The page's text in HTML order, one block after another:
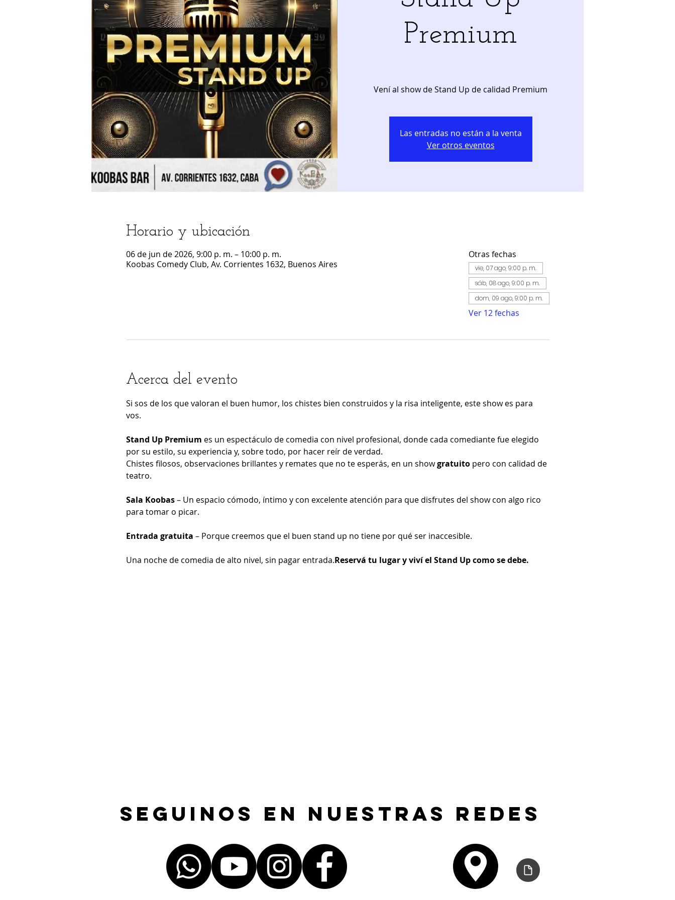
Premium
Vení al show de Stand Up de calidad Premium
Las entradas no están a la venta
Ver otros eventos
Horario y ubicación
06 de jun de 2026, 9:00 p. m. – 10:00 p. m.
Koobas Comedy Club, Av. Corrientes 1632, Buenos Aires
Otras fechas
vie, 07 ago, 9:00 p. m.
sáb, 08 ago, 9:00 p. m.
dom, 09 ago, 9:00 p. m.
Ver 12 fechas
Acerca del evento
Si sos de los que valoran el buen humor, los chistes bien construidos y la risa inteligente, este show es para
vos.
Stand Up Premium es un espectáculo de comedia con nivel profesional, donde cada comediante fue elegido
por su estilo, su experiencia y, sobre todo, por hacer reír de verdad.
Chistes filosos, observaciones brillantes y remates que no te esperás, en un show gratuito pero con calidad de
teatro.
Sala Koobas – Un espacio cómodo, íntimo y con excelente atención para que disfrutes del show con algo rico
para tomar o picar.
Entrada gratuita – Porque creemos que el buen stand up no tiene por qué ser inaccesible.
Una noche de comedia de alto nivel, sin pagar entrada.Reservá tu lugar y viví el Stand Up como se debe.
Seguinos en nuestras redes